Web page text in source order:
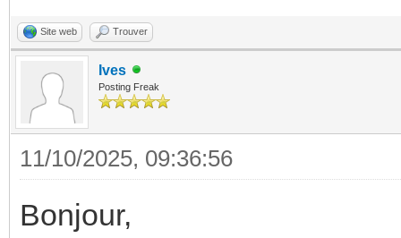
Site web Trouver
Ives
Posting Freak
11/10/2025, 09:36:56
Bonjour,